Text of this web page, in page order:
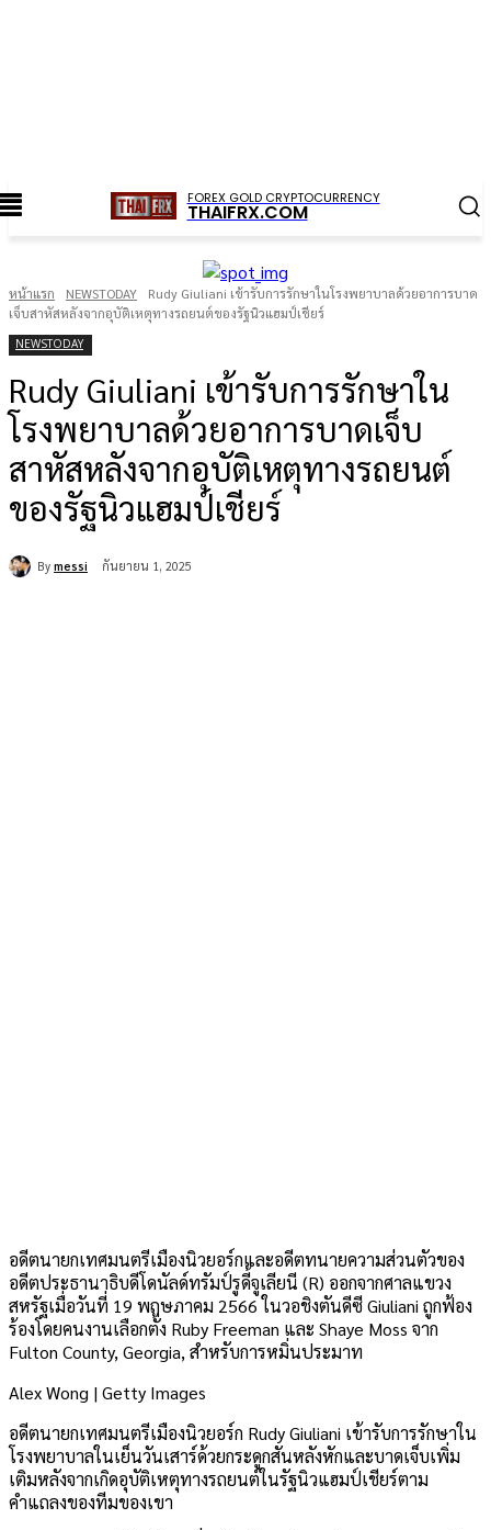
FOREX GOLD CRYPTOCURRENCY
THAIFRX.COM
หน้าแรก NEWSTODAY
Rudy Giuliani เข้ารับการรักษาในโรงพยาบาลด้วยอาการบาด
เจ็บสาหัสหลังจากอุบัติเหตุทางรถยนต์ของรัฐนิวแฮมป์เชียร์
NEWSTODAY
Rudy Giuliani เข้ารับการรักษาใน
โรงพยาบาลด้วยอาการบาดเจ็บ
สาหัสหลังจากอุบัติเหตุทางรถยนต์
ของรัฐนิวแฮมป์เชียร์
By messi กันยายน 1, 2025
อดีตนายกเทศมนตรีเมืองนิวยอร์กและอดีตทนายความส่วนตัวของ
อดีตประธานาธิบดีโดนัลด์ทรัมป์รูดี้จูเลียนี (R) ออกจากศาลแขวง
สหรัฐเมื่อวันที่ 19 พฤษภาคม 2566 ในวอชิงตันดีซี Giuliani ถูกฟ้อง
ร้องโดยคนงานเลือกตั้ง Ruby Freeman และ Shaye Moss จาก
Fulton County, Georgia, สำหรับการหมิ่นประมาท
Alex Wong | Getty Images
อดีตนายกเทศมนตรีเมืองนิวยอร์ก Rudy Giuliani เข้ารับการรักษาใน
โรงพยาบาลในเย็นวันเสาร์ด้วยกระดูกสันหลังหักและบาดเจ็บเพิ่ม
เติมหลังจากเกิดอุบัติเหตุทางรถยนต์ในรัฐนิวแฮมป์เชียร์ตาม
คำแถลงของทีมของเขา